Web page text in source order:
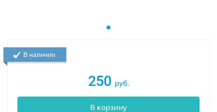
250 руб.
В корзину
В наличии